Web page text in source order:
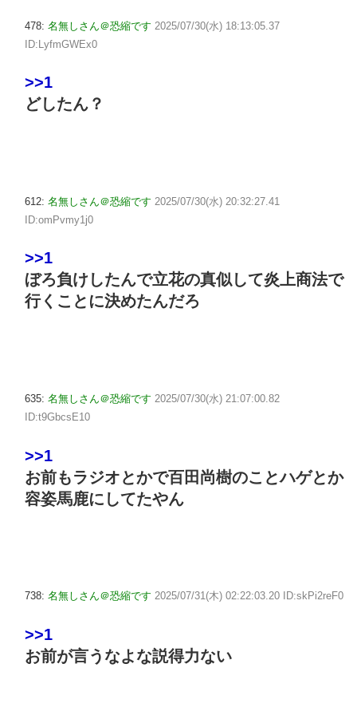
478: 名無しさん＠恐縮です 2025/07/30(水) 18:13:05.37
ID:LyfmGWEx0
>>1
どしたん？
612: 名無しさん＠恐縮です 2025/07/30(水) 20:32:27.41
ID:omPvmy1j0
>>1
ぼろ負けしたんで立花の真似して炎上商法で
行くことに決めたんだろ
635: 名無しさん＠恐縮です 2025/07/30(水) 21:07:00.82
ID:t9GbcsE10
>>1
お前もラジオとかで百田尚樹のことハゲとか
容姿馬鹿にしてたやん
738: 名無しさん＠恐縮です 2025/07/31(木) 02:22:03.20 ID:skPi2reF0
>>1
お前が言うなよな説得力ない